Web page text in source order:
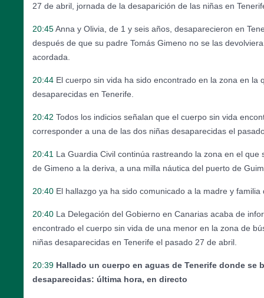
27 de abril, jornada de la desaparición de las niñas en
20:45Anna y Olivia, de 1 y seis años, desaparecieron en
después de que su padre Tomás Gimeno no se las
acordada.
20:44 El cuerpo sin vida ha sido encontrado en la zona en la
desaparecidas en Tenerife.
20:42 Todos los indicios señalan que el cuerpo sin vida
corresponder a una de las dos niñas desaparecidas el
20:41 La Guardia Civil continúa rastreando la zona en el que
de Gimeno a la deriva, a una milla náutica del puerto de
20:40 El hallazgo ya ha sido comunicado a la madre y familia
20:40 La Delegación del Gobierno en Canarias acaba de
encontrado el cuerpo sin vida de una menor en la zona de
niñas desaparecidas en Tenerife el pasado 27 de abril.
20:39 Hallado un cuerpo en aguas de Tenerife donde se
desaparecidas: última hora, en directo